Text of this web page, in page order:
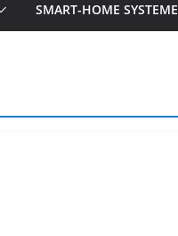
SMART-HOME SYSTEME